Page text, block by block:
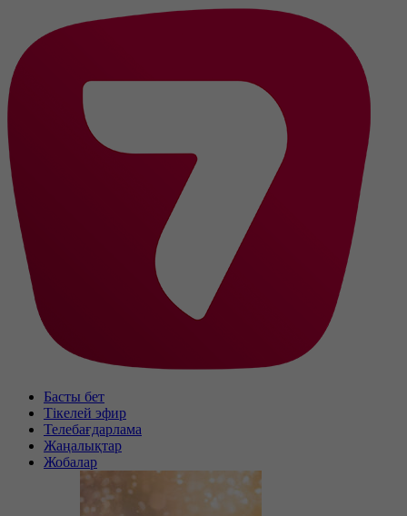
Басты бет
Тікелей эфир
Телебағдарлама
Жаңалықтар
Жобалар